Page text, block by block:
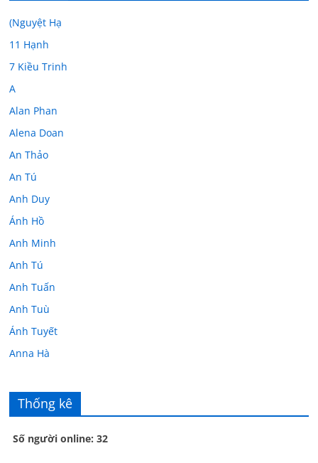
(Nguyệt Hạ
11 Hạnh
7 Kiều Trinh
A
Alan Phan
Alena Doan
An Thảo
An Tú
Anh Duy
Ánh Hồ
Anh Minh
Anh Tú
Anh Tuấn
Anh Tuù
Ánh Tuyết
Anna Hà
Âu Tú Vân
Bác sĩ Hoa
Bác sĩ Stephen Mak
Thống kê
Số người online: 32